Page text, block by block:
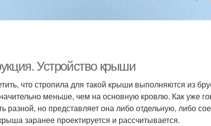
Устройство крыши
что стропила для такой крыши выполняются из
меньше, чем на основную кровлю. Как уже
разной, но представляет она либо отдельную, либо
заранее проектируется и рассчитывается.